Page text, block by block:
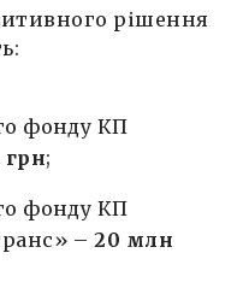
рішення
фонду КП
;
фонду КП
–20 млн